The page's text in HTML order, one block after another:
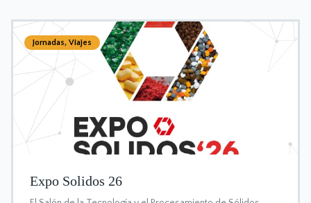
Jornadas, Viajes
Expo Solidos 26